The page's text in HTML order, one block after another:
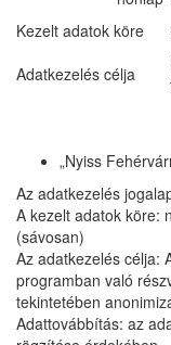
Kezelt adatok köre
Adatkezelés célja
„Nyiss
Az adatkezelés
A kezelt adatok köre:
(sávosan)
Az adatkezelés célja:
programban való
tekintetében
Adattovábbítás: az